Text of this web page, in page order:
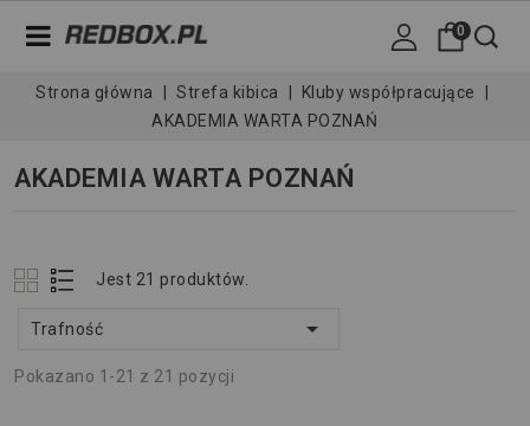
0
Strona główna Strefa kibica
Kluby współpracujące
AKADEMIA WARTA POZNAŃ
AKADEMIA WARTA POZNAŃ
Jest 21 produktów.
Trafność 
Pokazano 1-21 z 21 pozycji